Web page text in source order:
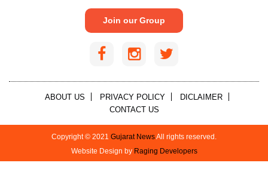
Join our Group
ABOUT US PRIVACY POLICY
DICLAIMER
CONTACT US
Copyright © 2021 Gujarat NewsAll rights reserved.
Website Design by Raging Developers